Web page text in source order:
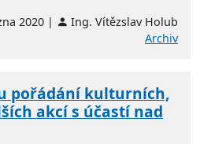
2020 |
Ing. Vítězslav Holub
Archiv
pořádání kulturních,
akcí s účastí nad